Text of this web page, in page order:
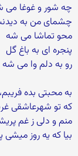
چه شور و غوغا می
چشمای من به
محو تماشا می شه
پنجره ای به باغ گل
رو به دلم وا می شه
به محبتی بده
که تو شهرعاشقی
منم و دلی ز غم
بیا که یه روز